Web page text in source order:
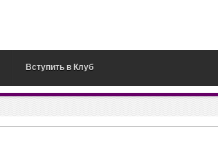
Вступить в Клуб